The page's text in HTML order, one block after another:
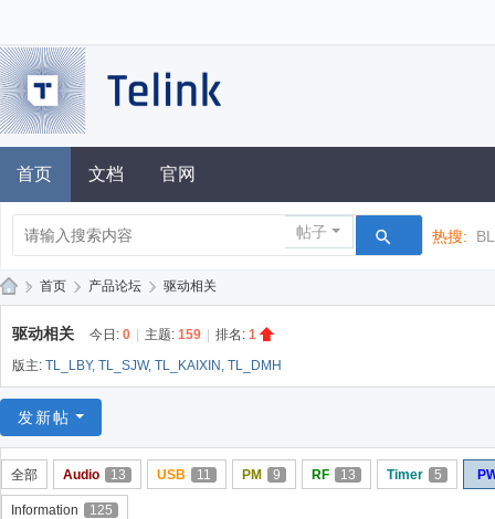
首页 文档 官网
帖子 热搜:
论
坛
» 首页 › 产品论坛 › 驱动相关
驱动相关 今日: 0 主题: 159 排名: 1
版主: TL_LBY, TL_SJW, TL_KAIXIN , TL_DMH
发新帖
全部 Audio 13 USB 11 PM 9 RF 13 Timer 5
Information 125